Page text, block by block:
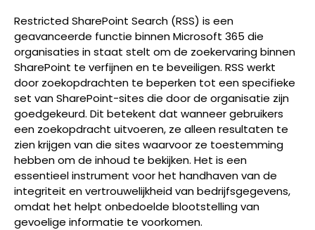
Restricted SharePoint Search (RSS) is een
geavanceerde functie binnen Microsoft 365 die
organisaties in staat stelt om de zoekervaring binnen
SharePoint te verfijnen en te beveiligen. RSS werkt
door zoekopdrachten te beperken tot een specifieke
set van SharePoint-sites die door de organisatie zijn
goedgekeurd. Dit betekent dat wanneer gebruikers
een zoekopdracht uitvoeren, ze alleen resultaten te
zien krijgen van die sites waarvoor ze toestemming
hebben om de inhoud te bekijken. Het is een
essentieel instrument voor het handhaven van de
integriteit en vertrouwelijkheid van bedrijfsgegevens,
omdat het helpt onbedoelde blootstelling van
gevoelige informatie te voorkomen.